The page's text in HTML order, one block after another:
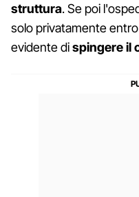
struttura. Se poi
solo privatamente
evidente dispingere il